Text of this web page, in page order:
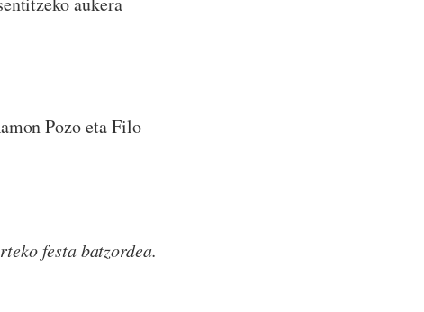
Pozo eta Filo
festa batzordea.